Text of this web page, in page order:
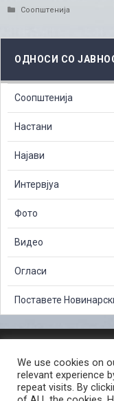
Categories
Соопштенија
ОДНОСИ СО
Соопштенија
Настани
Најави
Интервјуа
Фото
Видео
Огласи
Поставете
СЛОБОДЕН
ПОСТАПКА ЗА
We use cookies on
relevant experience
repeat visits. By